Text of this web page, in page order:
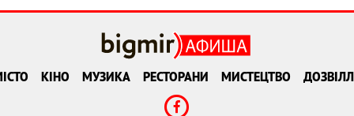
КІНО МУЗИКА РЕСТОРАНИ МИСТЕЦТВО